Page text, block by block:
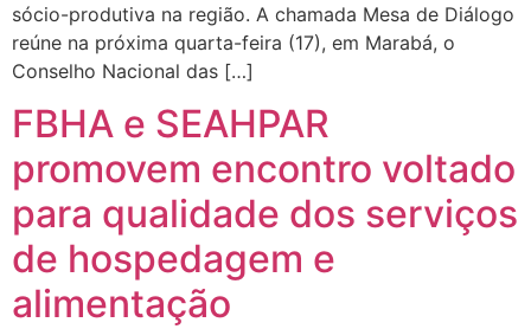
sócio-produtiva na região. A chamada Mesa de Diálogo
reúne na próxima quarta-feira (17), em Marabá, o
Conselho Nacional das […]
FBHA e SEAHPAR
promovem encontro voltado
para qualidade dos serviços
de hospedagem e
alimentação